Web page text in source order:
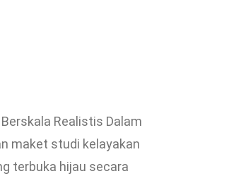
Realistis Dalam
maket studi kelayakan
terbuka hijau secara